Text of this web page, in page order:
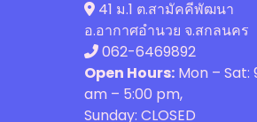
41 ม.1 ต.สามัคคีพัฒนา
อ.อากาศอำนวย จ.สกลนคร
062-6469892
Open Hours: Mon – Sat:
am – 5:00 pm,
Sunday: CLOSED